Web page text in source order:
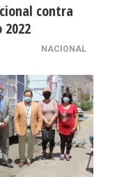
contra
NACIONAL